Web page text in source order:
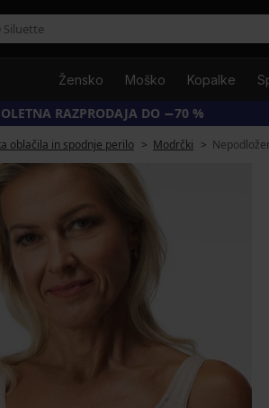
Žensko Moško Kopalke
RAZPRODAJA DO −70 %
oblačila in spodnje perilo Modrčki